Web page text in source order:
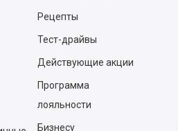
Рецепты
Тест-драйвы
Действующие акции
Программа
лояльности
Бизнесу